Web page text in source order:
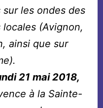
les ondes des
(Avignon,
ainsi que sur
21 mai 2018,
à la Sainte-